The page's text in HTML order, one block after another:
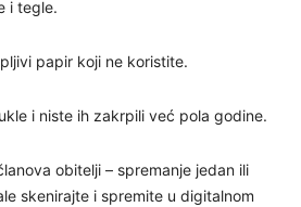
i tegle.
papir koji ne koristite.
i niste ih zakrpili već pola godine.
obitelji – spremanje jedan ili
skenirajte i spremite u digitalnom